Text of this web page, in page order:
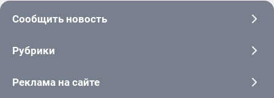
Сообщить новость
Рубрики
Реклама на сайте